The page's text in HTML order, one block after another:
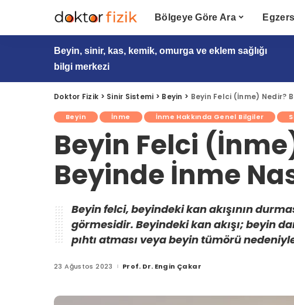
Bölgeye Göre Ara
Beyin, sinir, kas, kemik, omurga ve eklem sağlığı
bilgi merkezi
Doktor Fizik > Sinir Sistemi > Beyin > Beyin Felci (İnme) Nedir?
Beyin İnme İnme Hakkında Genel Bilgiler
Beyin Felci
Beyinde İnme
Beyin felci, beyindeki kan akışının
görmesidir. Beyindeki kan akışı; beyin
pıhtı atması veya beyin tümörü
23 Ağustos 2023 Posted
Prof. Dr. Engin Çakar